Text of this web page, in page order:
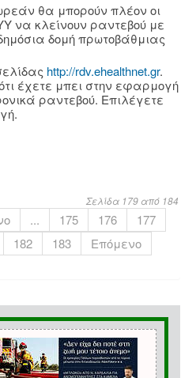
θα μπορούν πλέον οι
να κλείνουν ραντεβού με
δομή πρωτοβάθμιας
http://rdv.ehealthnet.gr.
έχετε μπει στην εφαρμογή
ραντεβού. Επιλέγετε
Σελίδα 179 από 184
... 175 176
177
182 183
Επόμενο